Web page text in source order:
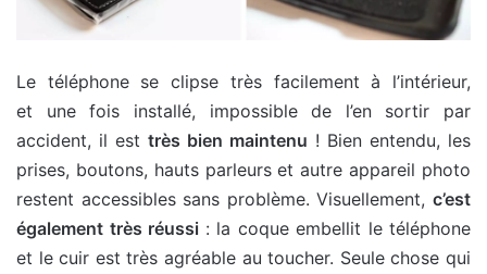
Le téléphone se clipse très facilement à l’intérieur,
et une fois installé, impossible de l’en sortir par
accident, il est très bien maintenu ! Bien entendu, les
prises, boutons, hauts parleurs et autre appareil photo
restent accessibles sans problème. Visuellement, c’est
également très réussi : la coque embellit le téléphone
et le cuir est très agréable au toucher. Seule chose qui